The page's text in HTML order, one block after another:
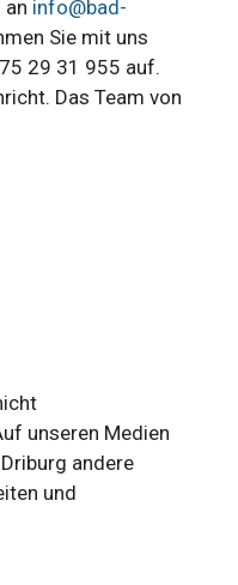
an info@bad-
Sie mit uns
29 31 955 auf.
Das Team von
unseren Medien
andere
und